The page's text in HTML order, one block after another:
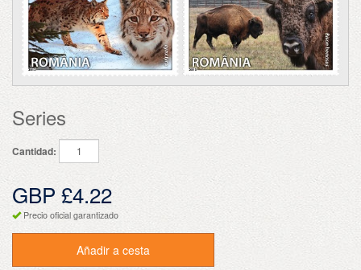
Series
Cantidad:
GBP £4.22
Precio oficial garantizado
Añadir a cesta